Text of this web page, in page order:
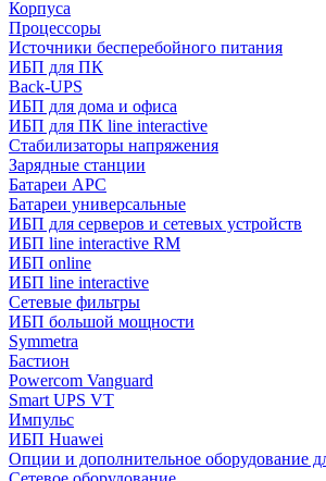
Корпуса
Процессоры
Источники бесперебойного питания
ИБП для ПК
Back-UPS
ИБП для дома и офиса
ИБП для ПК linе interactive
Стабилизаторы напряжения
Зарядные станции
Батареи APC
Батареи универсальные
ИБП для серверов и сетевых устройств
ИБП line interactive RM
ИБП online
ИБП linе interactive
Сетевые фильтры
ИБП большой мощности
Symmetra
Бастион
Powercom Vanguard
Smart UPS VT
Импульс
ИБП Huawei
Опции и дополнительное оборудование